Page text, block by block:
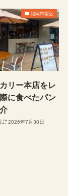
福岡市南区
リー本店をレ
に食べたパン
2026年7月30日